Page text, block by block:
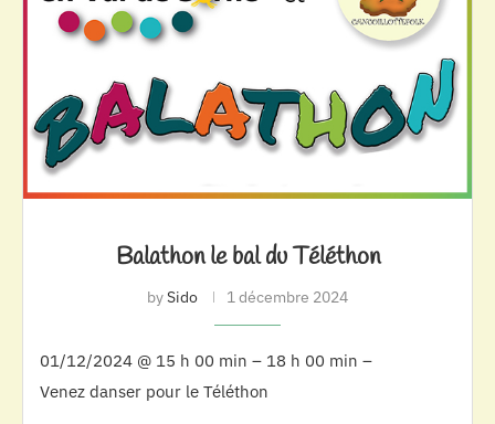
Balathon le bal du Téléthon
bySido 1 décembre 2024
01/12/2024 @ 15 h 00 min – 18 h 00 min –
Venez danser pour le Téléthon